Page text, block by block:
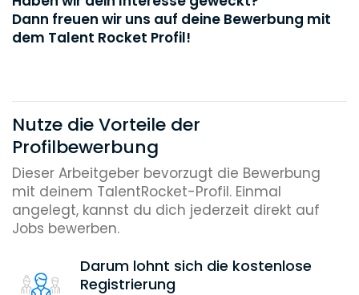
Dann freuen wir uns auf deine Bewerbung mit
dem Talent Rocket Profil!
Nutze die Vorteile der
Profilbewerbung
Dieser Arbeitgeber bevorzugt die Bewerbung
mit deinem TalentRocket-Profil. Einmal
angelegt, kannst du dich jederzeit direkt auf
Jobs bewerben.
Darum lohnt sich die kostenlose
Registrierung